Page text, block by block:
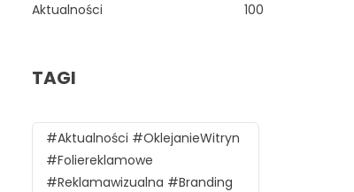
Aktualności 100
TAGI
#aktualności #oklejanieWitryn
#foliereklamowe
#reklamawizualna #branding